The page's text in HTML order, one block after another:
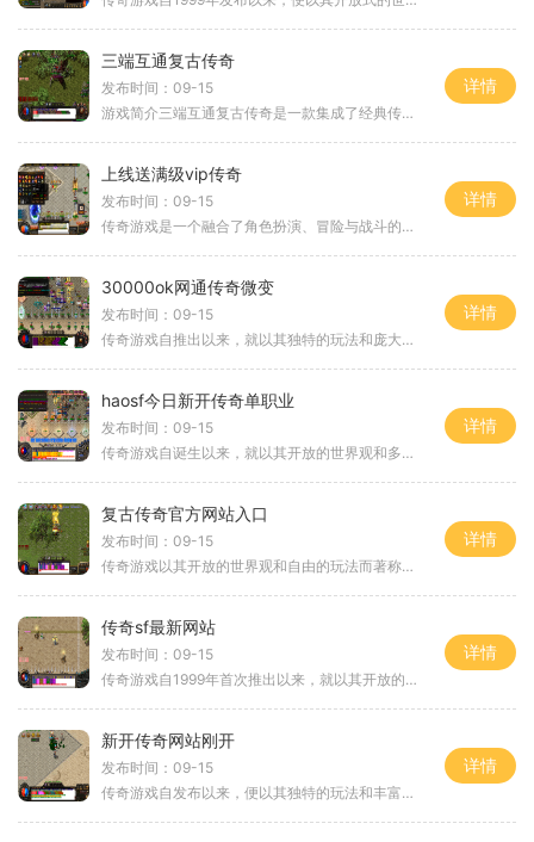
三端互通复古传奇
发布时间：09-15
游戏简介三端互通复古传奇是一款集成了经典传奇元素的角色扮演游戏，玩家可以在不同平台上（如PC、手机和平板）进行无缝切换，随时随地享受游戏乐趣。游戏延续了传奇游戏的经典玩法，带给玩家熟悉而又新颖的体验。角色扮演与职业选择在游戏开始时，玩家可以
详情
上线送满级vip传奇
发布时间：09-15
传奇游戏是一个融合了角色扮演、冒险与战斗的虚拟世界。玩家不仅可以选择不同的职业，打造自己的角色，还可以与其他玩家进行互动，体验团队协作的乐趣。游戏的设定通常以一个宏大的主城为中心，玩家可以在这里接任务、购买装备、与朋友交流。角色扮演与职业选
详情
30000ok网通传奇微变
发布时间：09-15
传奇游戏自推出以来，就以其独特的玩法和庞大的玩家基础吸引了无数游戏爱好者。在30000ok网通传奇微变中，玩家可以选择不同的职业，进行角色扮演。在这款游戏中，道士职业尤为引人注目。道士不仅拥有强大的治疗能力，还可以召唤灵兽，成为团队中的重要
详情
haosf今日新开传奇单职业
发布时间：09-15
传奇游戏自诞生以来，就以其开放的世界观和多样化的角色扮演体验，赢得了大量玩家的青睐。玩家在游戏中可以选择不同的职业，每个职业都有独特的技能和成长路径。在haosf今日新开传奇单职业中，玩家可以体验到单一职业的深度发展，专注于一条成长路线，充
详情
复古传奇官方网站入口
发布时间：09-15
传奇游戏以其开放的世界观和自由的玩法而著称。玩家在游戏中可以选择不同的职业，如战士、法师和道士，各具特色，带来不同的游戏体验。战士以其高爆发力和强大的肉盾能力而受到玩家的青睐；法师则凭借其强大的范围攻击和控场能力，成为团队中的核心；道士则以
详情
传奇sf最新网站
发布时间：09-15
传奇游戏自1999年首次推出以来，就以其开放的游戏世界和丰富的社交互动，成为玩家心中的经典。玩家可以选择不同的职业，如战士、法师、道士等，每个职业都有自己独特的技能和玩法。通过角色扮演，玩家可以在这个虚拟世界中体验到不同的生活，结交好友，组
详情
新开传奇网站刚开
发布时间：09-15
传奇游戏自发布以来，便以其独特的玩法和丰富的社交系统吸引了无数玩家。游戏中，玩家可以选择不同的职业角色，如战士、法师、道士等，每个职业都有其独特的技能和玩法。角色扮演的元素让玩家可以沉浸在这个奇幻的世界中，与其他玩家共同冒险、挑战boss、
详情